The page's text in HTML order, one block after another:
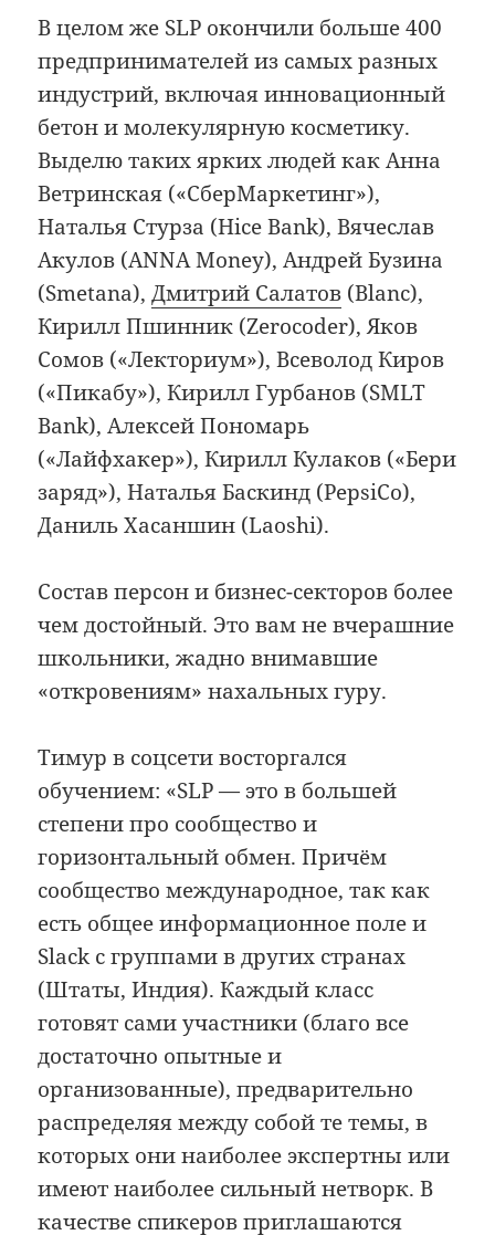
В целом же SLP окончили больше 400
предпринимателей из самых разных
индустрий, включая инновационный
бетон и молекулярную косметику.
Выделю таких ярких людей как Анна
Ветринская («СберМаркетинг»),
Наталья Стурза (Hice Bank), Вячеслав
Акулов (ANNA Money), Андрей Бузина
(Smetana),Дмитрий Салатов (Blanc),
Кирилл Пшинник (Zerocoder), Яков
Сомов («Лекториум»), Всеволод Киров
(«Пикабу»), Кирилл Гурбанов (SMLT
Bank), Алексей Пономарь
(«Лайфхакер»), Кирилл Кулаков («Бери
заряд»), Наталья Баскинд (PepsiCo),
Даниль Хасаншин (Laoshi).
Состав персон и бизнес-секторов более
чем достойный. Это вам не вчерашние
школьники, жадно внимавшие
«откровениям» нахальных гуру.
Тимур в соцсети восторгался
обучением: «SLP — это в большей
степени про сообщество и
горизонтальный обмен. Причём
сообщество международное, так как
есть общее информационное поле и
Slack с группами в других странах
(Штаты, Индия). Каждый класс
готовят сами участники (благо все
достаточно опытные и
организованные), предварительно
распределяя между собой те темы, в
которых они наиболее экспертны или
имеют наиболее сильный нетворк. В
качестве спикеров приглашаются